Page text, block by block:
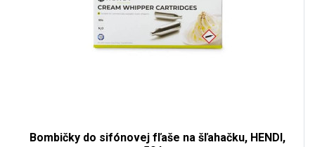
Bombičky do sifónovej fľaše na šľahačku, HENDI,